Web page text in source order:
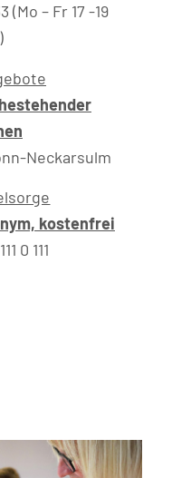
– Fr 17 -19
Neckarsulm
kostenfrei
0 111